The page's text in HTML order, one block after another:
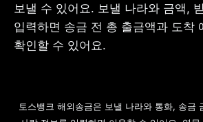
보낼 수 있어요. 보낼 나라와 금액,
입력하면 송금 전 총 출금액과 도착
확인할 수 있어요.
토스뱅크 해외송금은 보낼 나라와 통화, 송금